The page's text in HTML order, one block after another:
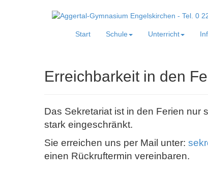
Start Schule Unterricht
Erreichbarkeit in den
Das Sekretariat ist in den Ferien nur
stark eingeschränkt.
Sie erreichen uns per Mail unter:
einen Rückruftermin vereinbaren.